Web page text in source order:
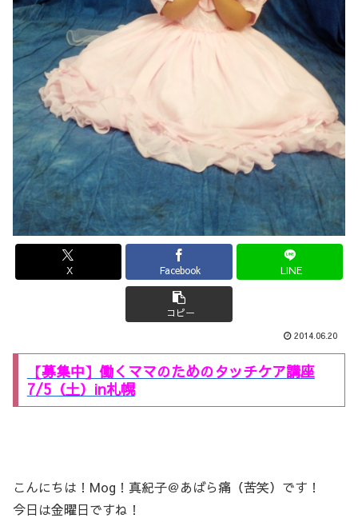
X Facebook LINE
コピー
2014.06.20
【募集中】働くママのためのタッチケア講座
7/5（土）in札幌
こんにちは！Mog！真紀子＠あばら痛（苦笑）です！
今日は金曜日ですね！